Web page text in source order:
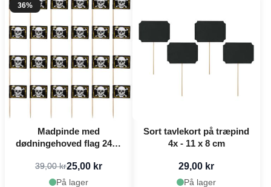
36%
Madpinde med
dødningehoved flag 24x -
39,00 kr25,00 kr
På lager
Sort tavlekort på træpind
4x - 11 x 8 cm
29,00 kr
På lager